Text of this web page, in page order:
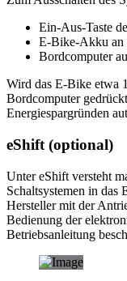
Ein-Aus-Taste
E-Bike-Akku an
Bordcomputer
Wird das E-Bike etwa
Bordcomputer
Energiespargründen
eShift (optional)
Unter eShift versteht
Schaltsystemen in
Hersteller mit der
Bedienung der
Betriebsanleitung